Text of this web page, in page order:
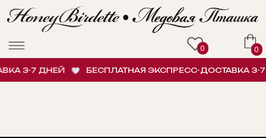
3-7 ДНЕЙ БЕСПЛАТНАЯ ЭКСПРЕСС-ДОСТАВКА 3-7